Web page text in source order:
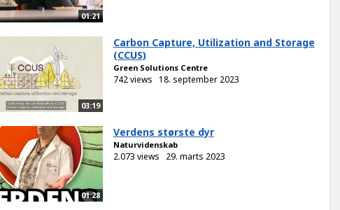
01:21
03:19
Carbon Capture, Utilization and Storage
(CCUS)
Green Solutions Centre
742 views 18. september 2023
01:28
Verdens største dyr
Naturvidenskab
2.073 views 29. marts 2023